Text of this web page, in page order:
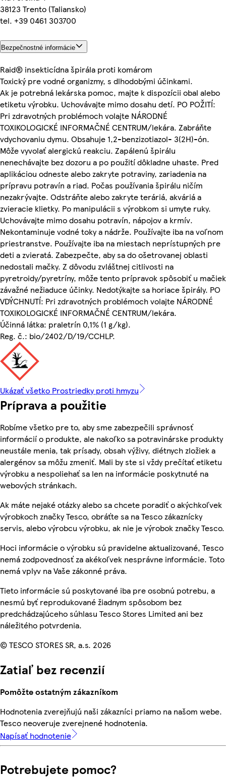
38123 Trento (Taliansko)
tel. +39 0461 303700
Bezpečnostné informácie
Raid® insekticídna špirála proti komárom
Toxický pre vodné organizmy, s dlhodobými účinkami.
Ak je potrebná lekárska pomoc, majte k dispozícii obal alebo
etiketu výrobku. Uchovávajte mimo dosahu detí. PO POŽITÍ:
Pri zdravotných problémoch volajte NÁRODNÉ
TOXIKOLOGICKÉ INFORMAČNÉ CENTRUM/lekára. Zabráňte
vdychovaniu dymu. Obsahuje 1,2-benzizotiazol- 3(2H)-ón.
Môže vyvolať alergickú reakciu. Zapálenú špirálu
nenechávajte bez dozoru a po použití dôkladne uhaste. Pred
aplikáciou odneste alebo zakryte potraviny, zariadenia na
prípravu potravín a riad. Počas používania špirálu ničím
nezakrývajte. Odstráňte alebo zakryte teráriá, akváriá a
zvieracie klietky. Po manipulácii s výrobkom si umyte ruky.
Uchovávajte mimo dosahu potravín, nápojov a krmív.
Nekontaminuje vodné toky a nádrže. Používajte iba na voľnom
priestranstve. Používajte iba na miestach neprístupných pre
deti a zvieratá. Zabezpečte, aby sa do ošetrovanej oblasti
nedostali mačky. Z dôvodu zvláštnej citlivosti na
pyretroidy/pyretríny, môže tento prípravok spôsobiť u mačiek
závažné nežiaduce účinky. Nedotýkajte sa horiace špirály. PO
VDÝCHNUTÍ: Pri zdravotných problémoch volajte NÁRODNÉ
TOXIKOLOGICKÉ INFORMAČNÉ CENTRUM/lekára.
Účinná látka: praletrín 0,1% (1 g/kg).
Reg. č.: bio/2402/D/19/CCHLP.
Ukázať všetko Prostriedky proti hmyzu
Príprava a použitie
Robíme všetko pre to, aby sme zabezpečili správnosť
informácií o produkte, ale nakoľko sa potravinárske produkty
neustále menia, tak prísady, obsah výživy, diétnych zložiek a
alergénov sa môžu zmeniť. Mali by ste si vždy prečítať etiketu
výrobku a nespoliehať sa len na informácie poskytnuté na
webových stránkach.
Ak máte nejaké otázky alebo sa chcete poradiť o akýchkoľvek
výrobkoch značky Tesco, obráťte sa na Tesco zákaznícky
servis, alebo výrobcu výrobku, ak nie je výrobok značky Tesco.
Hoci informácie o výrobku sú pravidelne aktualizované, Tesco
nemá zodpovednosť za akékoľvek nesprávne informácie. Toto
nemá vplyv na Vaše zákonné práva.
Tieto informácie sú poskytované iba pre osobnú potrebu, a
nesmú byť reprodukované žiadnym spôsobom bez
predchádzajúceho súhlasu Tesco Stores Limited ani bez
náležitého potvrdenia.
© TESCO STORES SR, a.s. 2026
Zatiaľ bez recenzií
Pomôžte ostatným zákazníkom
Hodnotenia zverejňujú naši zákazníci priamo na našom webe.
Tesco neoveruje zverejnené hodnotenia.
Napísať hodnotenie
Potrebujete pomoc?